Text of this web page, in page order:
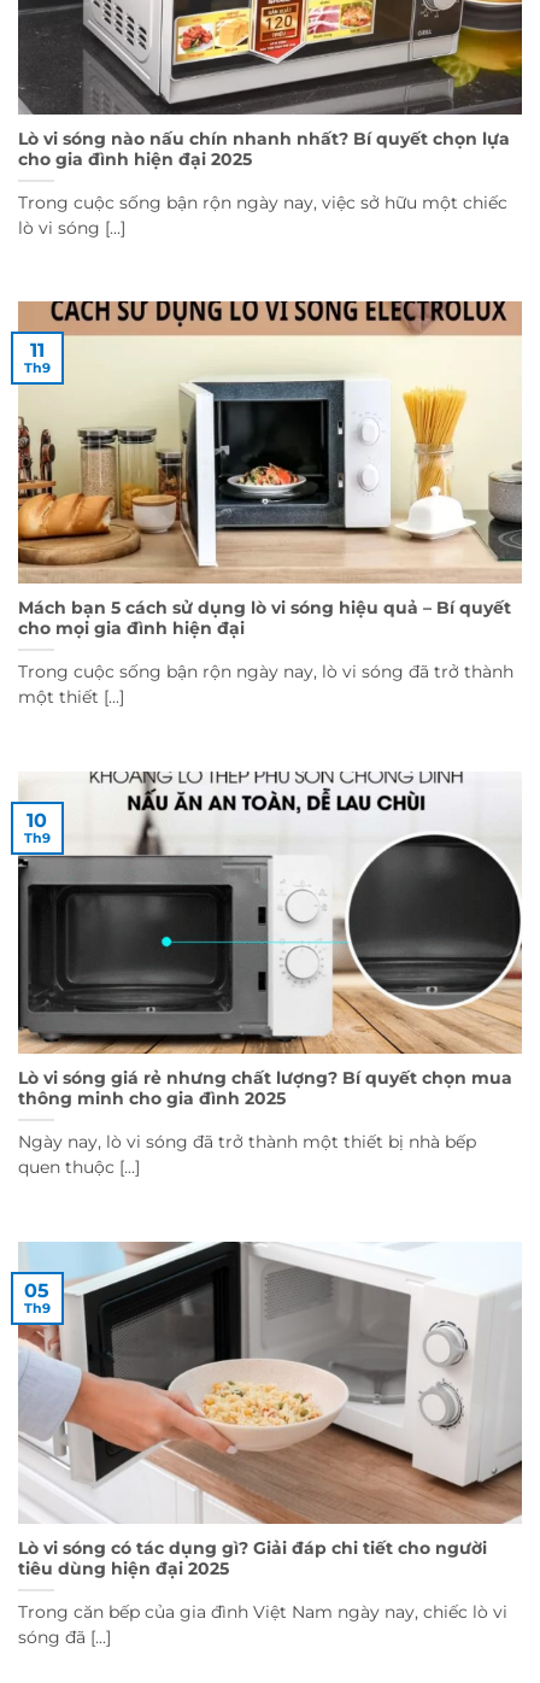
Lò vi sóng nào nấu chín nhanh nhất? Bí quyết chọn lựa
cho gia đình hiện đại 2025
Trong cuộc sống bận rộn ngày nay, việc sở hữu một chiếc
lò vi sóng [...]
Mách bạn 5 cách sử dụng lò vi sóng hiệu quả – Bí quyết
cho mọi gia đình hiện đại
Trong cuộc sống bận rộn ngày nay, lò vi sóng đã trở thành
một thiết [...]
11
Th9
Lò vi sóng giá rẻ nhưng chất lượng? Bí quyết chọn mua
thông minh cho gia đình 2025
Ngày nay, lò vi sóng đã trở thành một thiết bị nhà bếp
quen thuộc [...]
10
Th9
Lò vi sóng có tác dụng gì? Giải đáp chi tiết cho người
tiêu dùng hiện đại 2025
Trong căn bếp của gia đình Việt Nam ngày nay, chiếc lò vi
sóng đã [...]
05
Th9